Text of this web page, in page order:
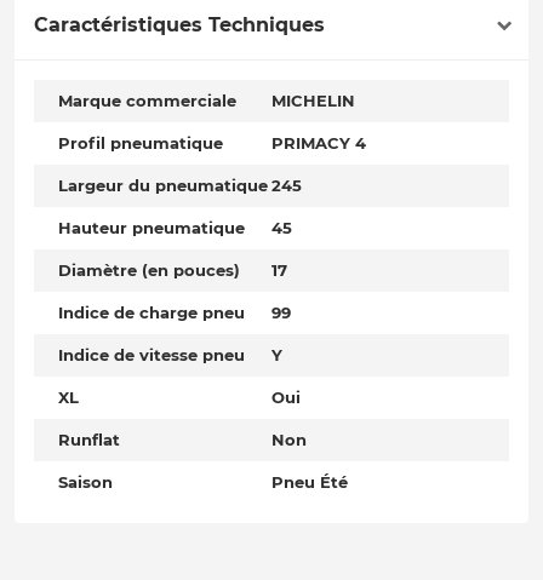
Caractéristiques Techniques
Marque commerciale MICHELIN
Profil pneumatique PRIMACY 4
Largeur du pneumatique245
Hauteur pneumatique 45
Diamètre (en pouces) 17
Indice de charge pneu 99
Indice de vitesse pneu Y
XL Oui
Runflat Non
Saison Pneu Été